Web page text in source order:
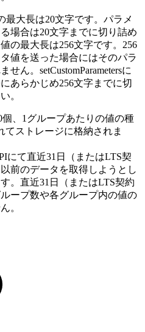
最大長は20文字です。パラメ
場合は20文字までに切り詰め
の最大長は256文字です。256
値を送った場合にはそのパラ
せん。setCustomParametersに
あらかじめ256文字までに切
。
個、1グループあたりの値の種
てストレージに格納されま
にて直近31日（またはLTS契
前のデータを取得しようとし
。直近31日（またはLTS契約
ープ数や各グループ内の値の
。